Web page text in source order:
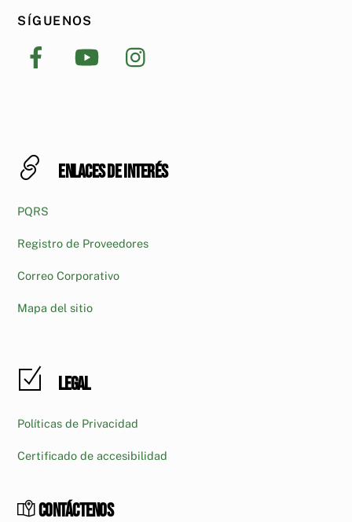
SÍGUENOS
Enlaces de interés
PQRS
Registro de Proveedores
Correo Corporativo
Mapa del sitio
Legal
Políticas de Privacidad
Certificado de accesibilidad
Contáctenos